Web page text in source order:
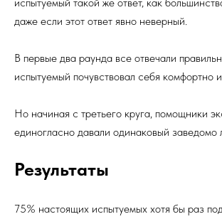
даже если этот ответ явно неверный.
В первые два раунда все отвечали
испытуемый почувствовал себя комфортно
Но начиная с третьего круга, помощники
единогласно давали одинаковый заведомо
Результаты
75% настоящих испытуемых хотя бы раз